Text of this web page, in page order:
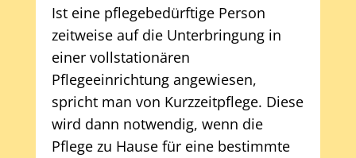
Ist eine pflegebedürftige Person
zeitweise auf die Unterbringung in
einer vollstationären
Pflegeeinrichtung angewiesen,
spricht man von Kurzzeitpflege. Diese
wird dann notwendig, wenn die
Pflege zu Hause für eine bestimmte